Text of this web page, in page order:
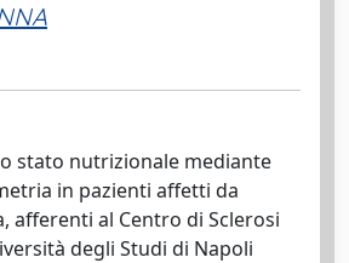
stato nutrizionale mediante
in pazienti affetti da
afferenti al Centro di Sclerosi
degli Studi di Napoli